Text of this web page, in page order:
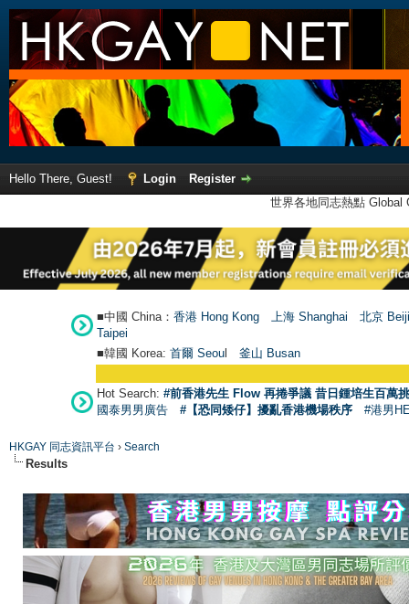
Hello There, Guest! Login
Register
世界各地同志熱點
■中國 China： 香港 Hong Kong 上海 Shanghai
北京
Taipei
■韓國 Korea: 首爾 Seoul 釜山 Busan
Hot Search: #前香港先生 Flow 再捲爭議 昔日鍾培生百萬
國泰男男廣告
#【恐同矮仔】擾亂香港機場秩序 #港男
HKGAY 同志資訊平台 › Search
Results